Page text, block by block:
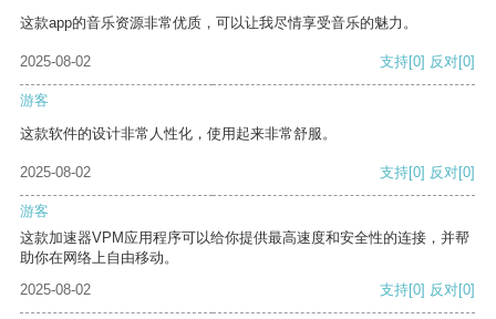
这款app的音乐资源非常优质，可以让我尽情享受音乐的魅力。
2025-08-02 支持[0] 反对[0]
游客
这款软件的设计非常人性化，使用起来非常舒服。
2025-08-02 支持[0] 反对[0]
游客
这款加速器VPM应用程序可以给你提供最高速度和安全性的连接，并帮
助你在网络上自由移动。
2025-08-02
支持[0] 反对[0]